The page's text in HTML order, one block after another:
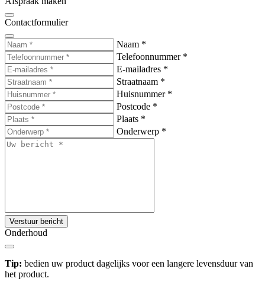
Contactformulier
Naam *
Telefoonnummer *
E-mailadres *
Straatnaam *
Huisnummer *
Postcode *
Plaats *
Onderwerp *
Verstuur bericht
Onderhoud
Tip: bedien uw product dagelijks voor een langere levensduur van
het product.